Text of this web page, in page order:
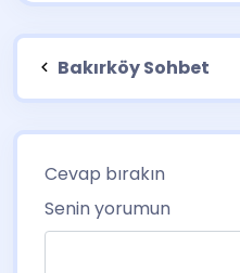
Bakırköy Sohbet
Cevap bırakın
Senin yorumun